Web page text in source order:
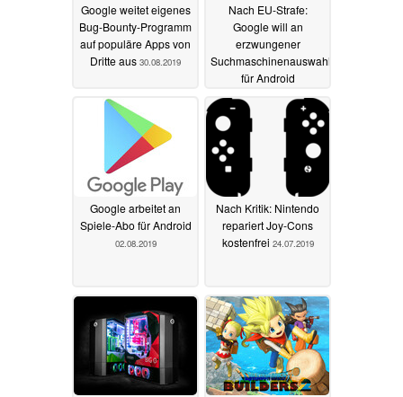
Google weitet eigenes
Bug-Bounty-Programm
auf populäre Apps von
Dritte aus 30.08.2019
Nach EU-Strafe:
Google will an
erzwungener
Suchmaschinenauswahl
für Android
mitverdienen
05.08.2019
Google arbeitet an
Spiele-Abo für Android
02.08.2019
Nach Kritik: Nintendo
repariert Joy-Cons
kostenfrei 24.07.2019